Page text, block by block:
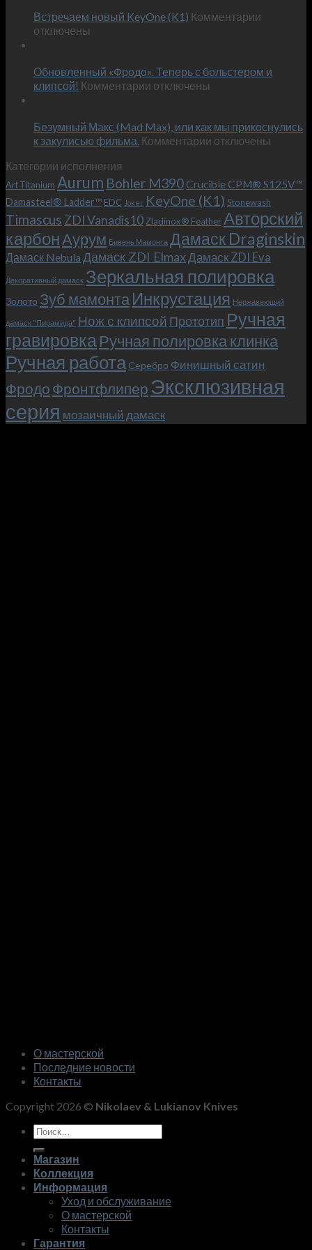
нож
–
и
Встречаем новый KeyOne (K1) Комментарии
KeyOne
отключены
Обновленный «Фродо». Теперь с больстером и
клипсой! Комментарии к
«Фродо».
Теперь
и
клипсой!
отключены
Безумный Макс (Mad Max), или как мы прикоснулись
к закулисью фильма. Комментарии к
Макс
(Mad
Max),
или
как
мы
прикоснулись
к
фильма.
отключены
Категории исполнения
Art Titanium Aurum Bohler M390Crucible CPM® S125V™
Damasteel® Ladder™ EDC Joker KeyOne (K1) Stonewash
Timascus ZDI Vanadis10 Zladinox® FeatherАвторский
карбонАурум Бивень Мамонта Дамаск Draginskin
Дамаск Nebula Дамаск ZDI ElmaxДамаск ZDI Eva
Декоративный дамаск Зеркальная полировка
Золото Зуб мамонтаИнкрустация Нержавеющий
дамаск "Пирамида" Нож с клипсой Прототип Ручная
гравировкаРучная полировка клинка
Ручная работа Серебро Финишный сатин
Фродо Фронтфлипер Эксклюзивная
серия мозаичный дамаск
О мастерской
Последние новости
Контакты
Copyright 2026 © Nikolaev & Lukianov Knives
Искать:
Магазин
Коллекция
Информация
Уход и обслуживание
О мастерской
Контакты
Гарантия